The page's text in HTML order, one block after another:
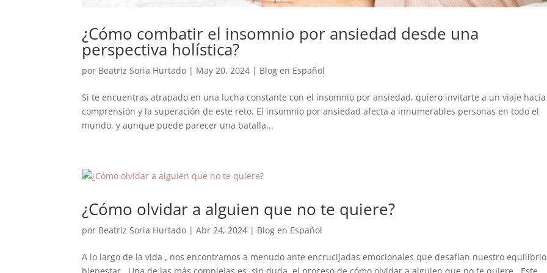
¿Cómo combatir el insomnio por ansiedad desde una
perspectiva holística?
por Beatriz Soria Hurtado | May 20, 2024 | Blog en Español
Si te encuentras atrapado en una lucha constante con el insomnio por ansiedad, quiero invitarte a un viaje
comprensión y la superación de este reto. El insomnio por ansiedad afecta a innumerables personas en todo el
mundo, y aunque puede parecer una batalla...
¿Cómo olvidar a alguien que no te quiere?
por Beatriz Soria Hurtado |Abr 24, 2024 | Blog en Español
A lo largo de la vida , nos encontramos a menudo ante encrucijadas emocionales que desafían nuestro